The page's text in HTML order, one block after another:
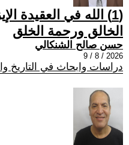
(1) الله في العقيدة
الخالق ورحمة الخلق
حسن صالح الشنكالي
2026 / 8 / 9
دراسات وابحاث في التاريخ